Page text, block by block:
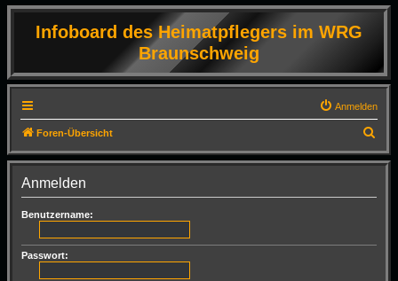
Infoboard des Heimatpflegers im WRG
Braunschweig
Anmelden
Foren-Übersicht
u
Anmelden
Benutzername:
Passwort: